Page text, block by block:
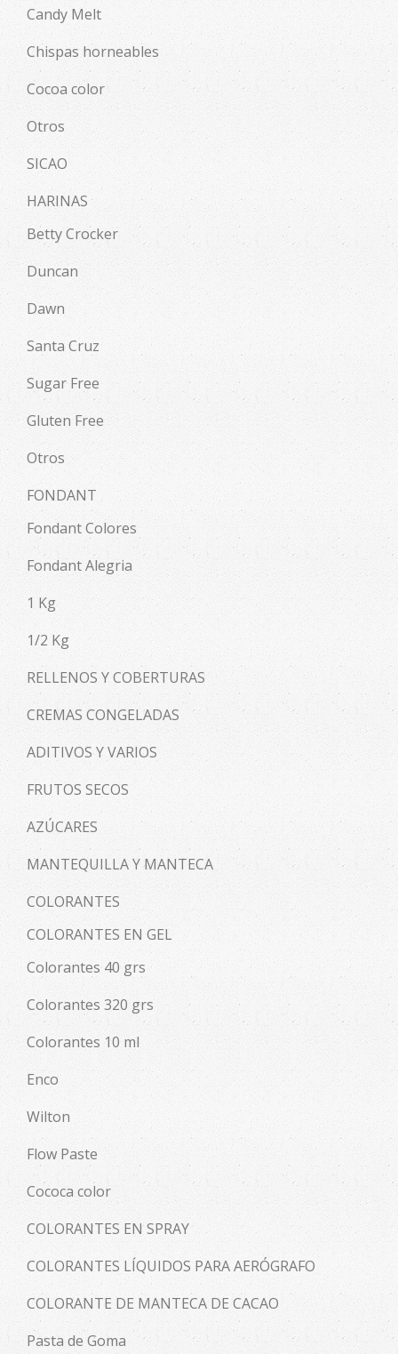
Candy Melt
Chispas horneables
Cocoa color
Otros
SICAO
HARINAS
Betty Crocker
Duncan
Dawn
Santa Cruz
Sugar Free
Gluten Free
Otros
FONDANT
Fondant Colores
Fondant Alegria
1 Kg
1/2 Kg
RELLENOS Y COBERTURAS
CREMAS CONGELADAS
ADITIVOS Y VARIOS
FRUTOS SECOS
AZÚCARES
MANTEQUILLA Y MANTECA
COLORANTES
COLORANTES EN GEL
Colorantes 40 grs
Colorantes 320 grs
Colorantes 10 ml
Enco
Wilton
Flow Paste
Cococa color
COLORANTES EN SPRAY
COLORANTES LÍQUIDOS PARA AERÓGRAFO
COLORANTE DE MANTECA DE CACAO
Pasta de Goma